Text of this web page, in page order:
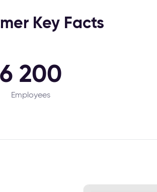
Key Facts
6 200
Employees